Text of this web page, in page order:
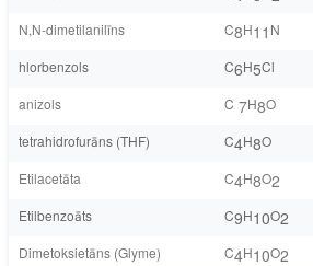
N,N-dimetilanilīns
C8H11 N
hlorbenzols
C6H5Cl
anizols
C 7H8O
tetrahidrofurāns (THF)
C4H8O
Etilacetāta
C4H8O2
Etilbenzoāts
C9H10O2
Dimetoksietāns (Glyme)
C4H10O2